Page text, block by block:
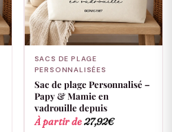
SACS DE PLAGE
PERSONNALISÉES
Sac de plage Personnalisé –
Papy & Mamie en
vadrouille depuis
À partir de27,92€